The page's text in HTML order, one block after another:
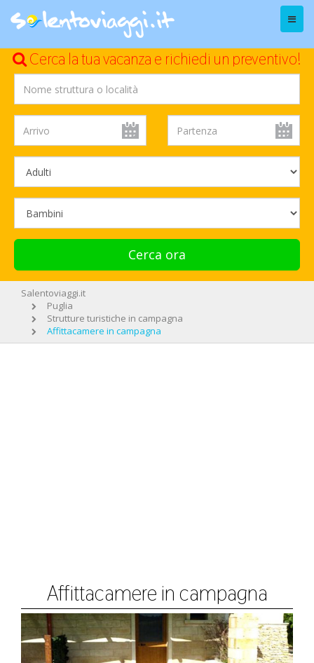
Menu
Cerca la tua vacanza e richiedi un preventivo!
Cerca ora
Salentoviaggi.it
Puglia
Strutture turistiche in campagna
Affittacamere in campagna
Affittacamere in campagna